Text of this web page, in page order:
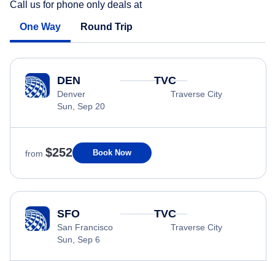
Call us for phone only deals at
One Way Round Trip
DEN
Denver
Sun, Sep 20
TVC
Traverse City
from $252 Book Now
SFO
San Francisco
Sun, Sep 6
TVC
Traverse City